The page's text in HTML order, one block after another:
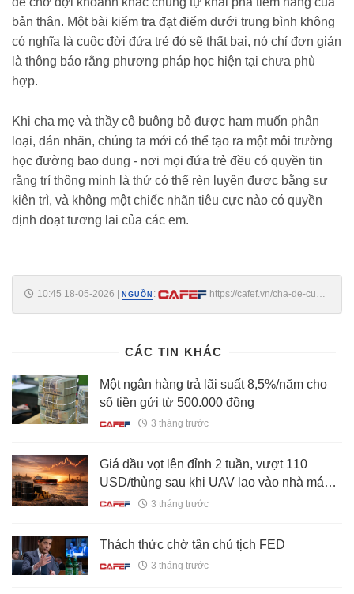
bản thân. Một bài kiểm tra đạt điểm dưới trung bình không
có nghĩa là cuộc đời đứa trẻ đó sẽ thất bại, nó chỉ đơn giản
là thông báo rằng phương pháp học hiện tại chưa phù
hợp.
Khi cha mẹ và thầy cô buông bỏ được ham muốn phân
loại, dán nhãn, chúng ta mới có thể tạo ra một môi trường
học đường bao dung - nơi mọi đứa trẻ đều có quyền tin
rằng trí thông minh là thứ có thể rèn luyện được bằng sự
kiên trì, và không một chiếc nhãn tiêu cực nào có quyền
định đoạt tương lai của các em.
10:45 18-05-2026 NGUỒN :
https://cafef.vn/cha-de-cua-
CÁC TIN KHÁC
Một ngân hàng trả lãi suất 8,5%/năm cho
số tiền gửi từ 500.000 đồng
3 tháng trước
Giá dầu vọt lên đỉnh 2 tuần, vượt 110
USD/thùng sau khi UAV lao vào nhà máy
điện hạt nhân của Vương quốc Ả rập
3 tháng trước
Thách thức chờ tân chủ tịch FED
3 tháng trước